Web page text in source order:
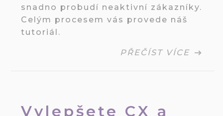
snadno probudí neaktivní zákazníky.
Celým procesem vás provede náš
tutoriál.
PŘEČÍST VÍCE
Vylepšete CX a